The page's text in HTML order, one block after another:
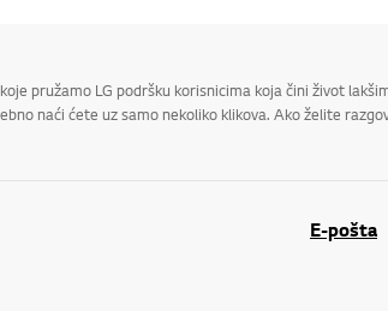
pružamo LG podršku korisnicima koja čini život
naći ćete uz samo nekoliko klikova. Ako želite
E-pošta